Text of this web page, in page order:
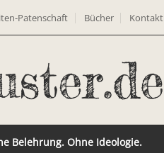
Patenschaft Bücher Kontakt
Belehrung. Ohne Ideologie.